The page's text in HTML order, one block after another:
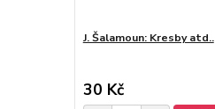
J. Šalamoun: Kresby atd..
30 Kč